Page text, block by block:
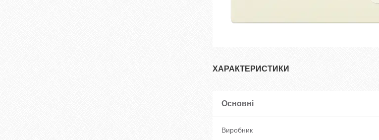
ХАРАКТЕРИСТИКИ
Основні
Виробник